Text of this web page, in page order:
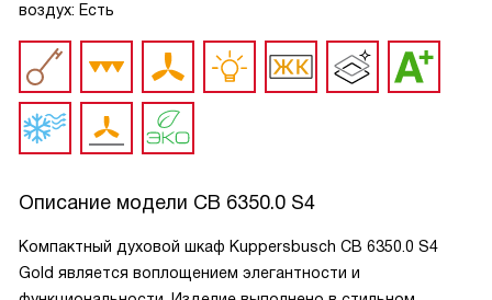
воздух: Есть
Описание модели CB 6350.0 S4
Компактный духовой шкаф Kuppersbusch CB 6350.0 S4
Gold является воплощением элегантности и